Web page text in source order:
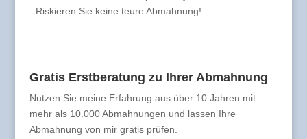
Riskieren Sie keine teure Abmahnung!
Gratis Erstberatung zu Ihrer Abmahnung
Nutzen Sie meine Erfahrung aus über 10 Jahren mit
mehr als 10.000 Abmahnungen und lassen Ihre
Abmahnung von mir gratis prüfen.